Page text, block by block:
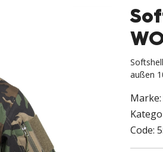
außen
Marke:
Code: